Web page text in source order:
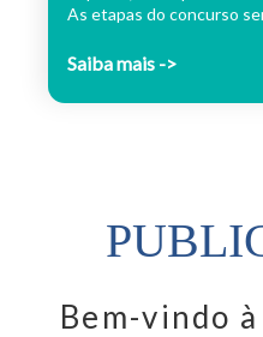
As etapas do concurso
Saiba mais ->
Bem-vindo